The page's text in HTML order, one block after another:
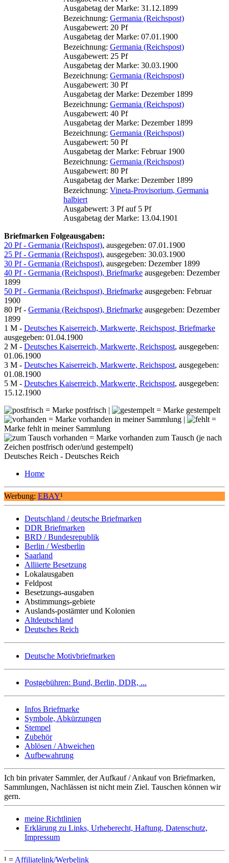
Ausgabetag der Marke: 31.12.1899
Bezeichnung: Germania (Reichspost)
Ausgabewert: 20 Pf
Ausgabetag der Marke: 07.01.1900
Bezeichnung: Germania (Reichspost)
Ausgabewert: 25 Pf
Ausgabetag der Marke: 30.03.1900
Bezeichnung: Germania (Reichspost)
Ausgabewert: 30 Pf
Ausgabetag der Marke: Dezember 1899
Bezeichnung: Germania (Reichspost)
Ausgabewert: 40 Pf
Ausgabetag der Marke: Dezember 1899
Bezeichnung: Germania (Reichspost)
Ausgabewert: 50 Pf
Ausgabetag der Marke: Februar 1900
Bezeichnung: Germania (Reichspost)
Ausgabewert: 80 Pf
Ausgabetag der Marke: Dezember 1899
Bezeichnung: Vineta-Provisorium, Germania
halbiert
Ausgabewert: 3 Pf auf 5 Pf
Ausgabetag der Marke: 13.04.1901
Briefmarken Folgeausgaben:
20 Pf - Germania (Reichspost), ausgegeben: 07.01.1900
25 Pf - Germania (Reichspost), ausgegeben: 30.03.1900
30 Pf - Germania (Reichspost), ausgegeben: Dezember 1899
40 Pf - Germania (Reichspost), Briefmarke ausgegeben: Dezember
1899
50 Pf - Germania (Reichspost), Briefmarke ausgegeben: Februar
1900
80 Pf - Germania (Reichspost), Briefmarke ausgegeben: Dezember
1899
1 M - Deutsches Kaiserreich, Markwerte, Reichspost, Briefmarke
ausgegeben: 01.04.1900
2 M - Deutsches Kaiserreich, Markwerte, Reichspost, ausgegeben:
01.06.1900
3 M - Deutsches Kaiserreich, Markwerte, Reichspost, ausgegeben:
01.08.1900
5 M - Deutsches Kaiserreich, Markwerte, Reichspost, ausgegeben:
15.12.1900
= Marke postfrisch |
= Marke gestempelt
= Marke vorhanden in meiner Sammlung |
=
Marke fehlt in meiner Sammlung
= Marke vorhanden zum Tausch (je nach
Zeichen postfrisch oder/und gestempelt)
Deutsches Reich - Deutsches Reich
Home
Werbung: EBAY¹
Deutschland / deutsche Briefmarken
DDR Briefmarken
BRD / Bundesrepublik
Berlin / Westberlin
Saarland
Alliierte Besetzung
Lokalausgaben
Feldpost
Besetzungs-ausgaben
Abstimmungs-gebiete
Auslands-postämter und Kolonien
Altdeutschland
Deutsches Reich
Deutsche Motivbriefmarken
Postgebühren: Bund, Berlin, DDR, ...
Infos Briefmarke
Symbole, Abkürzungen
Stempel
Zubehör
Ablösen / Abweichen
Aufbewahrung
Ich bin privater Sammler, der Aufkauf / Ankauf von Briefmarken,
Sammlungen, Nachlässen ist nicht mein Ziel. Tauschen können wir
gern.
meine Richtlinien
Erklärung zu Links, Urheberecht, Haftung, Datenschutz,
Impressum
¹ = Affiliatelink/Werbelink